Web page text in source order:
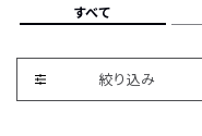
すべて
絞り込み